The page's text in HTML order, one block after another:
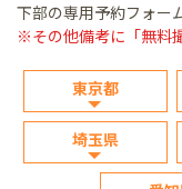
下部の専用予約フォー
※その他備考に「無料
東京都
埼玉県